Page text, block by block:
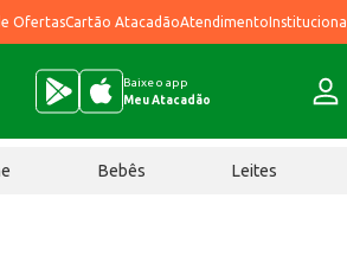
OfertasCartão AtacadãoAtendimentoInstitucional
Baixe o app
Meu Atacadão
Bebês Leites